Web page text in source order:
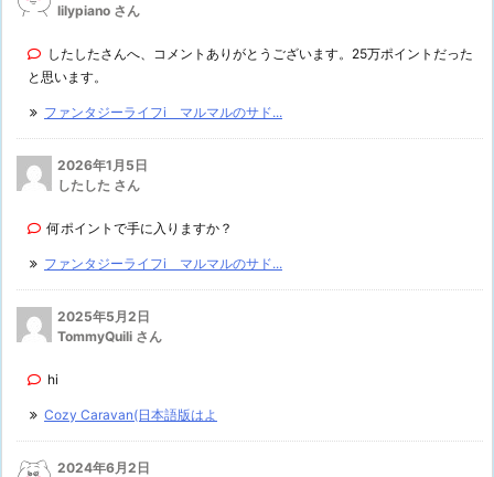
lilypiano さん
したしたさんへ、コメントありがとうございます。25万ポイントだった
と思います。
ファンタジーライフi マルマルのサド...
2026年1月5日
したした さん
何ポイントで手に入りますか？
ファンタジーライフi マルマルのサド...
2025年5月2日
TommyQuili さん
hi
Cozy Caravan(日本語版はよ
2024年6月2日